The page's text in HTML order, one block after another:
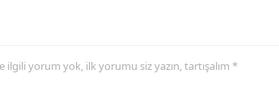
Sinop
ilgili yorum yok, ilk yorumu siz yazın, tartışalım *